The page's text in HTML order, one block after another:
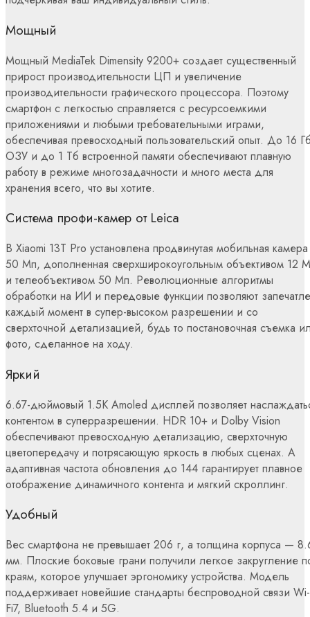
Мощный
Мощный MediaTek Dimensity 9200+ создает существенный
прирост производительности ЦП и увеличение
производительности графического процессора. Поэтому
смартфон с легкостью справляется с ресурсоемкими
приложениями и любыми требовательными играми,
обеспечивая превосходный пользовательский опыт. До 16
ОЗУ и до 1 Тб встроенной памяти обеспечивают плавную
работу в режиме многозадачности и много места для
хранения всего, что вы хотите.
Система профи-камер от Leica
В Xiaomi 13T Pro установлена продвинутая мобильная камера
50 Мп, дополненная сверхширокоугольным объективом 12
и телеобъективом 50 Мп. Революционные алгоритмы
обработки на ИИ и передовые функции позволяют
каждый момент в супер-высоком разрешении и со
сверхточной детализацией, будь то постановочная съемка
фото, сделанное на ходу.
Яркий
6.67-дюймовый 1.5К Amoled дисплей позволяет
контентом в суперразрешении. HDR 10+ и Dolby Vision
обеспечивают превосходную детализацию, сверхточную
цветопередачу и потрясающую яркость в любых сценах. А
адаптивная частота обновления до 144 гарантирует плавное
отображение динамичного контента и мягкий скроллинг.
Удобный
Вес смартфона не превышает 206 г, а толщина корпуса —
мм. Плоские боковые грани получили легкое закругление
краям, которое улучшает эргономику устройства. Модель
поддерживает новейшие стандарты беспроводной связи Wi-
Fi7, Bluetooth 5.4 и 5G.